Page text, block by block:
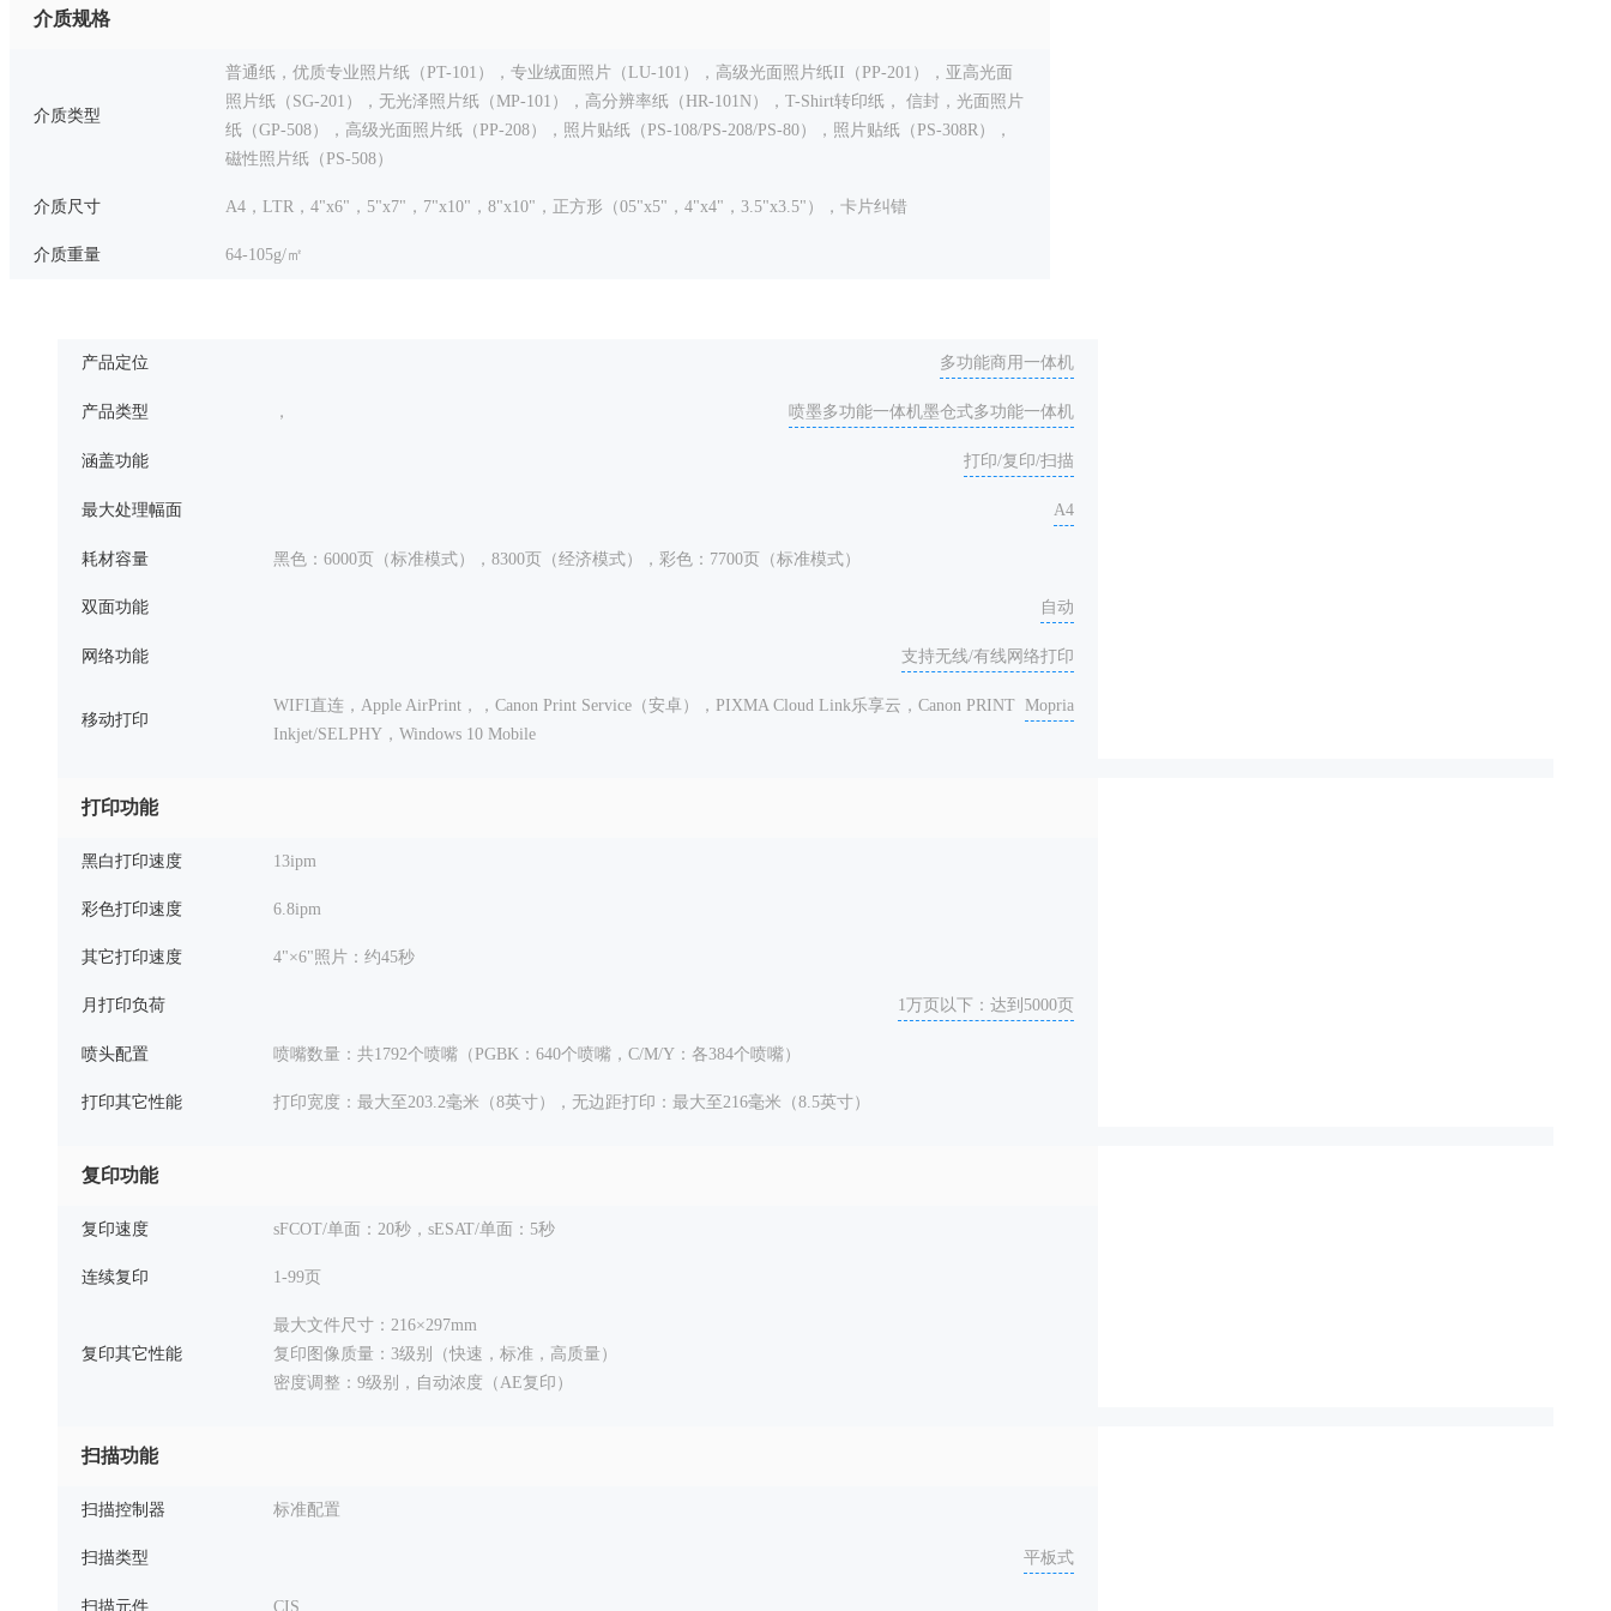
介质规格
介质类型
普通纸，优质专业照片纸（PT-101），专业绒面照片（LU-101），高级光面照片纸II（PP-201），亚高光面
照片纸（SG-201），无光泽照片纸（MP-101），高分辨率纸（HR-101N），T-Shirt转印纸， 信封，光面照片
纸（GP-508），高级光面照片纸（PP-208），照片贴纸（PS-108/PS-208/PS-80），照片贴纸（PS-308R），
磁性照片纸（PS-508）
介质尺寸 A4，LTR，4"x6"，5"x7"，7"x10"，8"x10"，正方形（05"x5"，4"x4"，3.5"x3.5"），卡片纠错
介质重量 64-105g/㎡
产品定位 多功能商用一体机
产品类型 墨仓式多功能一体机
， 喷墨多功能一体机
涵盖功能 打印/复印/扫描
最大处理幅面 A4
耗材容量 黑色：6000页（标准模式），8300页（经济模式），彩色：7700页（标准模式）
双面功能 自动
网络功能 支持无线/有线网络打印
移动打印
WIFI直连，Apple AirPrint， Mopria
，Canon Print Service（安卓），PIXMA Cloud Link乐享云，Canon PRINT
Inkjet/SELPHY，Windows 10 Mobile
打印功能
黑白打印速度 13ipm
彩色打印速度 6.8ipm
其它打印速度 4"×6"照片：约45秒
月打印负荷 1万页以下：达到5000页
喷头配置 喷嘴数量：共1792个喷嘴（PGBK：640个喷嘴，C/M/Y：各384个喷嘴）
打印其它性能 打印宽度：最大至203.2毫米（8英寸），无边距打印：最大至216毫米（8.5英寸）
复印功能
复印速度 sFCOT/单面：20秒，sESAT/单面：5秒
连续复印 1-99页
复印其它性能
最大文件尺寸：216×297mm
复印图像质量：3级别（快速，标准，高质量）
密度调整：9级别，自动浓度（AE复印）
扫描功能
扫描控制器 标准配置
扫描类型 平板式
扫描元件 CIS